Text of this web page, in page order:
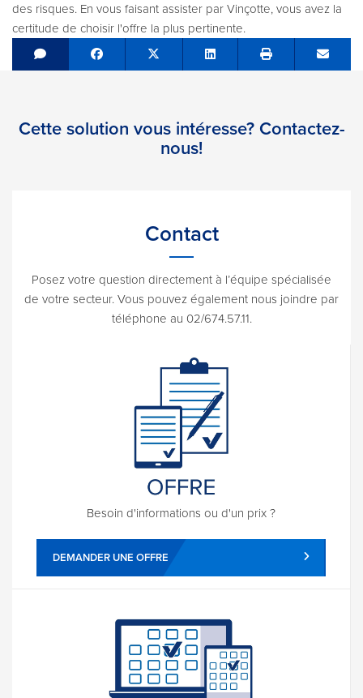
des risques. En vous faisant assister par Vinçotte, vous avez la
certitude de choisir l'offre la plus pertinente.
Share on Facebook
Tweet Share on LinkedIn Send
Cette solution vous intéresse? Contactez-
nous!
Contact
Posez votre question directement à l’équipe spécialisée
de votre secteur. Vous pouvez également nous joindre par
téléphone au 02/674.57.11.
Besoin d'informations ou d'un prix ?
DEMANDER UNE OFFRE